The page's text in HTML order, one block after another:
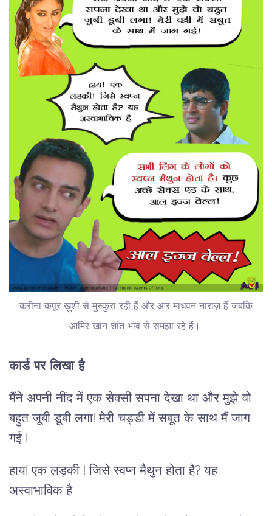
करीना कपूर ख़ुशी से मुस्कुरा रही हैं और आर माधवन नाराज़ हैं जबकि
आमिर खान शांत भाव से समझा रहे हैं।
कार्ड पर लिखा है
मैंने अपनी नींद में एक सेक्सी सपना देखा था और मुझे वो
बहुत जूबी डूबी लगा! मेरी चड्डी में सबूत के साथ मैं जाग
गई !
हाय! एक लड़की ! जिसे स्वप्न मैथुन होता है? यह
अस्वाभाविक है